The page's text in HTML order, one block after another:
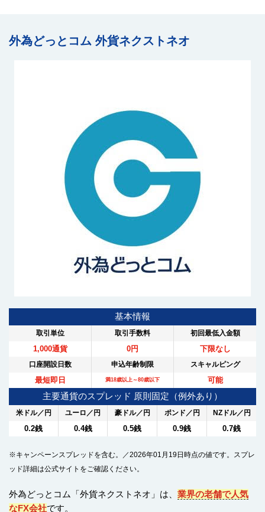
外為どっとコム 外貨ネクストネオ
基本情報
取引単位 取引手数料 初回最低入金額
1,000通貨 0円 下限なし
口座開設日数 申込年齢制限 スキャルピング
最短即日 満18歳以上～80歳以下 可能
主要通貨のスプレッド 原則固定（例外あり）
米ドル／円 ユーロ／円 豪ドル／円 ポンド／円 NZドル／円
0.2銭 0.4銭 0.5銭 0.9銭 0.7銭
※キャンペーンスプレッドを含む。／2026年01月19日時点の値です。スプレ
ッド詳細は公式サイトをご確認ください。
外為どっとコム「外貨ネクストネオ」は、 業界の老舗で人気
なFX会社です。